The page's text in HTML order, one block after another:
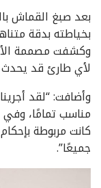
بعد صبغ القماش
بخياطته بدقة
وكشفت مصممة
لأي طارئ قد
وأضافت: “لقد
مناسب تمامًا، وفي
كانت مربوطة
جميعًا”.